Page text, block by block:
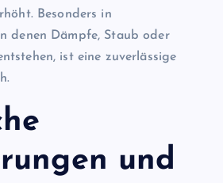
Besonders in
denen Dämpfe, Staub oder
ist eine zuverlässige
und